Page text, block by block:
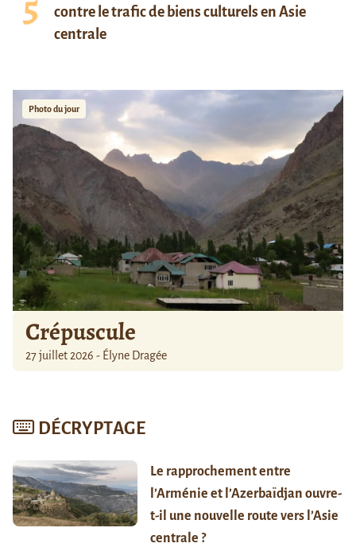
contre le trafic de biens culturels en Asie
centrale
Photo du jour
Crépuscule
27 juillet 2026 - Élyne Dragée
DÉCRYPTAGE
Le rapprochement entre
l’Arménie et l’Azerbaïdjan ouvre-
t-il une nouvelle route vers l’Asie
centrale ?